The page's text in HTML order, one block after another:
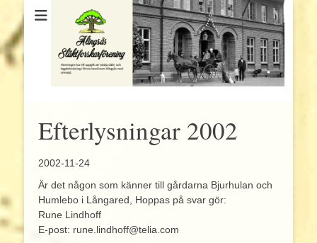
Efterlysningar 2002
2002-11-24
Är det någon som känner till gårdarna Bjurhulan och
Humlebo i Långared, Hoppas på svar gör:
Rune Lindhoff
E-post: rune.lindhoff@telia.com